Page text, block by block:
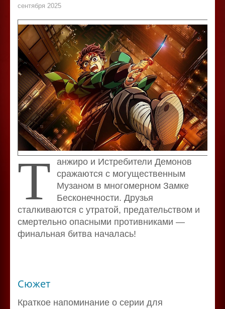
сентября 2025
Т анжиро и Истребители Демонов
сражаются с могущественным
Музаном в многомерном Замке
Бесконечности. Друзья
сталкиваются с утратой, предательством и
смертельно опасными противниками —
финальная битва началась!
Сюжет
Краткое напоминание о серии для